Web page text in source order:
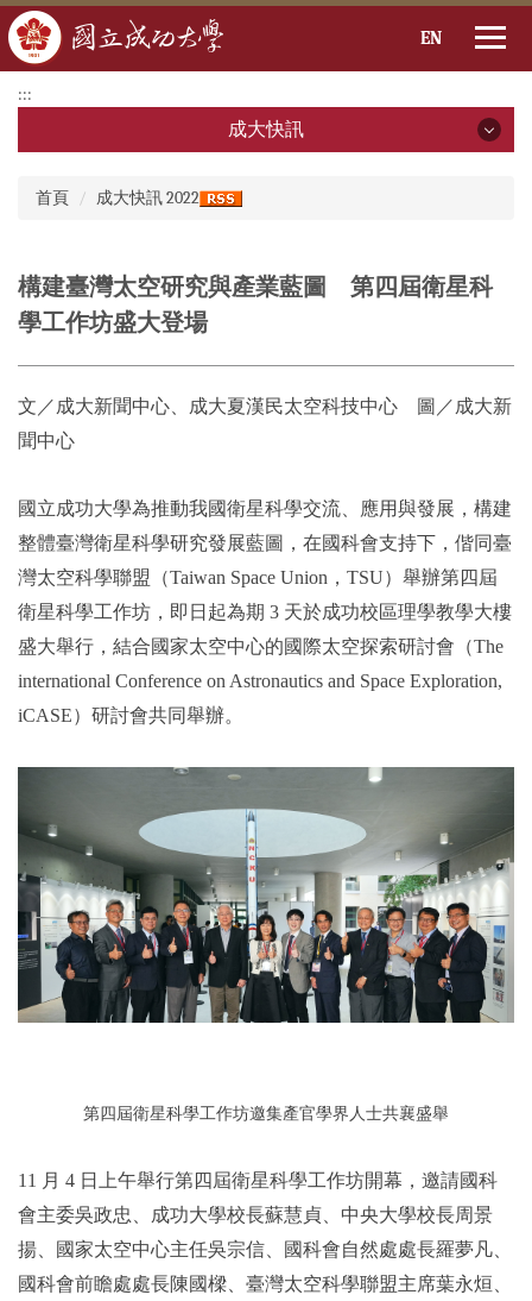
到
要
EN
:::
成大快訊
2025年
2024年
2022年
2020年
2019年
首頁
成大快訊 2022
構建臺灣太空研究與產業藍圖 第四屆衛星科
學工作坊盛大登場
文／成大新聞中心、成大夏漢民太空科技中心 圖／成大新
聞中心
國立成功大學為推動我國衛星科學交流、應用與發展，構建
整體臺灣衛星科學研究發展藍圖，在國科會支持下，偕同臺
灣太空科學聯盟（Taiwan Space Union，TSU）舉辦第四屆
衛星科學工作坊，即日起為期 3 天於成功校區理學教學大樓
盛大舉行，結合國家太空中心的國際太空探索研討會（The
international Conference on Astronautics and Space Exploration,
iCASE）研討會共同舉辦。
第四屆衛星科學工作坊邀集產官學界人士共襄盛舉
11 月 4 日上午舉行第四屆衛星科學工作坊開幕，邀請國科
會主委吳政忠、成功大學校長蘇慧貞、中央大學校長周景
揚、國家太空中心主任吳宗信、國科會自然處處長羅夢凡、
國科會前瞻處處長陳國樑、臺灣太空科學聯盟主席葉永烜、